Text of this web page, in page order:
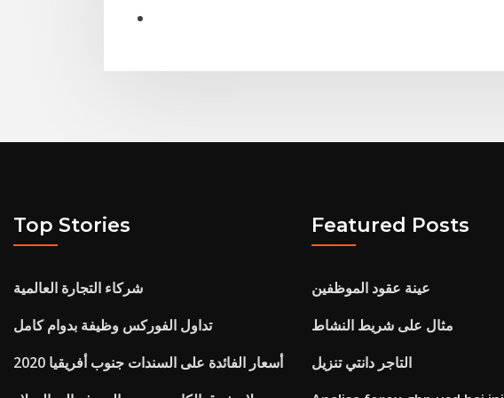
Top Stories
شركاء التجارة العالمية
تداول الفوركس وظيفة بدوام كامل
أسعار الفائدة على السندات جنوب أفريقيا 2020
Featured Posts
عينة عقود الموظفين
مثال على شريط النشاط
التاجر دانتي تنزيل